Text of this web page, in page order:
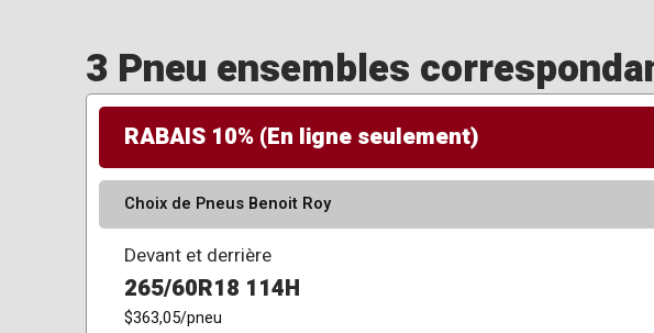
3 Pneu ensembles
RABAIS 10% (En ligne seulement)
Choix de Pneus Benoit Roy
Devant et derrière
265/60R18 114H
$363,05/pneu